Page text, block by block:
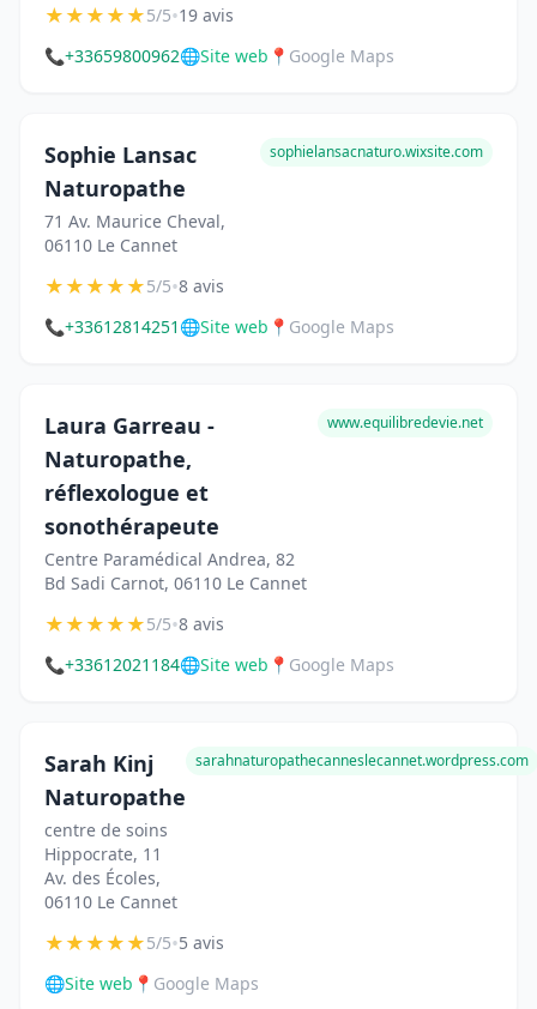
★★★★★5/5•19 avis
📞+33659800962🌐Site web 📍 Google Maps
Sophie Lansac
Naturopathe
71 Av. Maurice Cheval,
06110 Le Cannet
sophielansacnaturo.wixsite.com
★★★★★5/5•8 avis
📞+33612814251 🌐Site web 📍 Google Maps
Laura Garreau -
Naturopathe,
réflexologue et
sonothérapeute
Centre Paramédical Andrea, 82
Bd Sadi Carnot, 06110 Le Cannet
www.equilibredevie.net
★★★★★5/5•8 avis
📞+33612021184🌐Site web 📍 Google Maps
Sarah Kinj
Naturopathe
centre de soins
Hippocrate, 11
Av. des Écoles,
06110 Le Cannet
sarahnaturopathecanneslecannet.wordpress.com
★★★★★5/5•5 avis
🌐Site web 📍 Google Maps